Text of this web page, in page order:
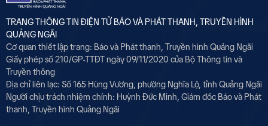
TRANG THÔNG TIN ĐIỆN TỬ BÁO VÀ PHÁT THANH, TRUYỀN HÌNH
QUẢNG NGÃI
Cơ quan thiết lập trang: Báo và Phát thanh, Truyền hình Quảng Ngãi
Giấy phép số 210/GP-TTĐT ngày 09/11/2020 của Bộ Thông tin và
Truyền thông
Địa chỉ liên lạc: Số 165 Hùng Vương, phường Nghĩa Lộ, tỉnh Quảng Ngãi
Người chịu trách nhiệm chính: Huỳnh Đức Minh, Giám đốc Báo và Phát
thanh, Truyền hình Quảng Ngãi